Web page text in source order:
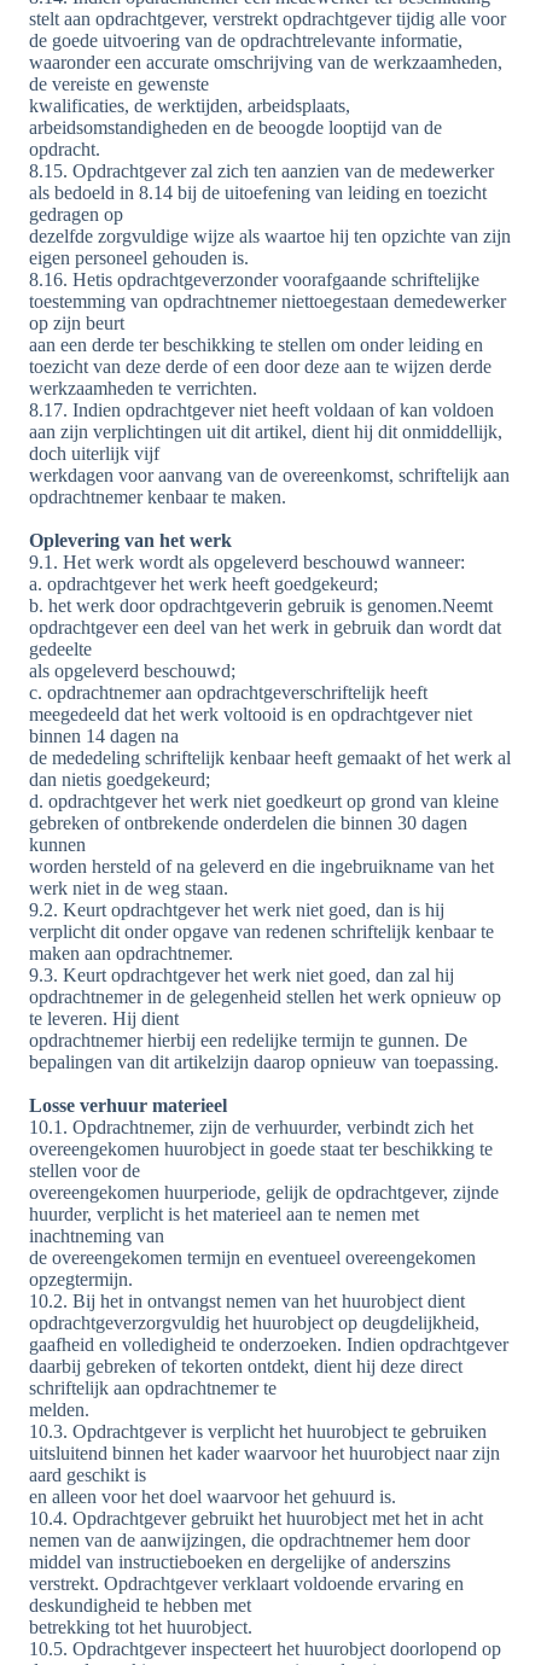
stelt aan opdrachtgever, verstrekt opdrachtgever tijdig alle voor
de goede uitvoering van de opdrachtrelevante informatie,
waaronder een accurate omschrijving van de werkzaamheden,
de vereiste en gewenste
kwalificaties, de werktijden, arbeidsplaats,
arbeidsomstandigheden en de beoogde looptijd van de
opdracht.
8.15. Opdrachtgever zal zich ten aanzien van de medewerker
als bedoeld in 8.14 bij de uitoefening van leiding en toezicht
gedragen op
dezelfde zorgvuldige wijze als waartoe hij ten opzichte van zijn
eigen personeel gehouden is.
8.16. Hetis opdrachtgeverzonder voorafgaande schriftelijke
toestemming van opdrachtnemer niettoegestaan demedewerker
op zijn beurt
aan een derde ter beschikking te stellen om onder leiding en
toezicht van deze derde of een door deze aan te wijzen derde
werkzaamheden te verrichten.
8.17. Indien opdrachtgever niet heeft voldaan of kan voldoen
aan zijn verplichtingen uit dit artikel, dient hij dit onmiddellijk,
doch uiterlijk vijf
werkdagen voor aanvang van de overeenkomst, schriftelijk aan
opdrachtnemer kenbaar te maken.
Oplevering van het werk
9.1. Het werk wordt als opgeleverd beschouwd wanneer:
a. opdrachtgever het werk heeft goedgekeurd;
b. het werk door opdrachtgeverin gebruik is genomen.Neemt
opdrachtgever een deel van het werk in gebruik dan wordt dat
gedeelte
als opgeleverd beschouwd;
c. opdrachtnemer aan opdrachtgeverschriftelijk heeft
meegedeeld dat het werk voltooid is en opdrachtgever niet
binnen 14 dagen na
de mededeling schriftelijk kenbaar heeft gemaakt of het werk al
dan nietis goedgekeurd;
d. opdrachtgever het werk niet goedkeurt op grond van kleine
gebreken of ontbrekende onderdelen die binnen 30 dagen
kunnen
worden hersteld of na geleverd en die ingebruikname van het
werk niet in de weg staan.
9.2. Keurt opdrachtgever het werk niet goed, dan is hij
verplicht dit onder opgave van redenen schriftelijk kenbaar te
maken aan opdrachtnemer.
9.3. Keurt opdrachtgever het werk niet goed, dan zal hij
opdrachtnemer in de gelegenheid stellen het werk opnieuw op
te leveren. Hij dient
opdrachtnemer hierbij een redelijke termijn te gunnen. De
bepalingen van dit artikelzijn daarop opnieuw van toepassing.
Losse verhuur materieel
10.1. Opdrachtnemer, zijn de verhuurder, verbindt zich het
overeengekomen huurobject in goede staat ter beschikking te
stellen voor de
overeengekomen huurperiode, gelijk de opdrachtgever, zijnde
huurder, verplicht is het materieel aan te nemen met
inachtneming van
de overeengekomen termijn en eventueel overeengekomen
opzegtermijn.
10.2. Bij het in ontvangst nemen van het huurobject dient
opdrachtgeverzorgvuldig het huurobject op deugdelijkheid,
gaafheid en volledigheid te onderzoeken. Indien opdrachtgever
daarbij gebreken of tekorten ontdekt, dient hij deze direct
schriftelijk aan opdrachtnemer te
melden.
10.3. Opdrachtgever is verplicht het huurobject te gebruiken
uitsluitend binnen het kader waarvoor het huurobject naar zijn
aard geschikt is
en alleen voor het doel waarvoor het gehuurd is.
10.4. Opdrachtgever gebruikt het huurobject met het in acht
nemen van de aanwijzingen, die opdrachtnemer hem door
middel van instructieboeken en dergelijke of anderszins
verstrekt. Opdrachtgever verklaart voldoende ervaring en
deskundigheid te hebben met
betrekking tot het huurobject.
10.5. Opdrachtgever inspecteert het huurobject doorlopend op